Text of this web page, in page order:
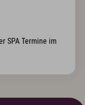
SPA Termine im